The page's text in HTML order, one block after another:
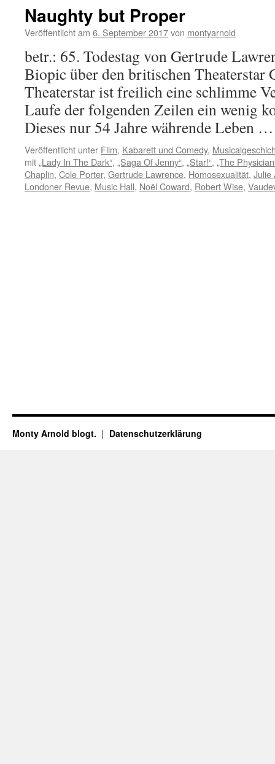
Naughty but Proper
Veröffentlicht am 6. September 2017von montyarnold
betr.: 65. Todestag von Gertrude
Biopic über den britischen Theaterstar
Theaterstar ist freilich eine schlimme
Laufe der folgenden Zeilen ein wenig
Dieses nur 54 Jahre währende Leben
Veröffentlicht unter Film, Kabarett und Comedy,
mit „Lady In The Dark“, „Saga Of Jenny“, „Star!“, „The
Chaplin, Cole Porter, Gertrude Lawrence, Homosexualität, Julie
Londoner Revue, Music Hall, Noël Coward, Robert Wise,
Monty Arnold blogt. Datenschutz­erklärung